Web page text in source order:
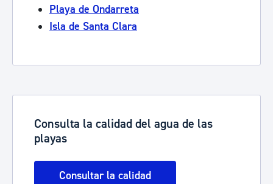
Playa de Ondarreta
Isla de Santa Clara
Consulta la calidad del agua de las
playas
Consultar la calidad